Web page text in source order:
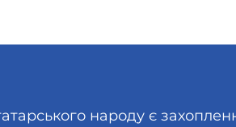
народу є